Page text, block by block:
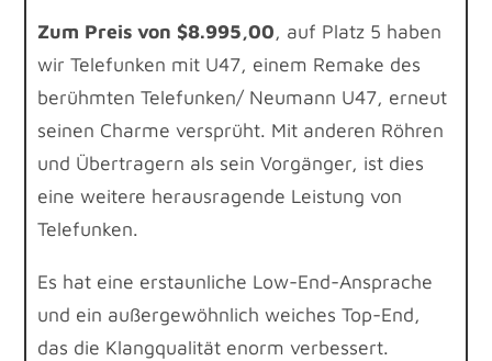
Zum Preis von $8.995,00, auf Platz 5 haben
wir Telefunken mit U47, einem Remake des
berühmten Telefunken/ Neumann U47, erneut
seinen Charme versprüht. Mit anderen Röhren
und Übertragern als sein Vorgänger, ist dies
eine weitere herausragende Leistung von
Telefunken.
Es hat eine erstaunliche Low-End-Ansprache
und ein außergewöhnlich weiches Top-End,
das die Klangqualität enorm verbessert.